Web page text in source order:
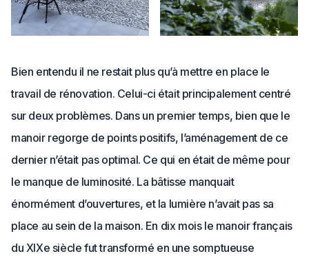
Bien entendu il ne restait plus qu’à mettre en place le
travail de rénovation. Celui-ci était principalement centré
sur deux problèmes. Dans un premier temps, bien que le
manoir regorge de points positifs, l’aménagement de ce
dernier n’était pas optimal. Ce qui en était de même pour
le manque de luminosité. La bâtisse manquait
énormément d’ouvertures, et la lumière n’avait pas sa
place au sein de la maison. En dix mois le manoir français
du XIXe siècle fut transformé en une somptueuse